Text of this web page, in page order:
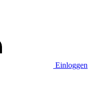
Einloggen